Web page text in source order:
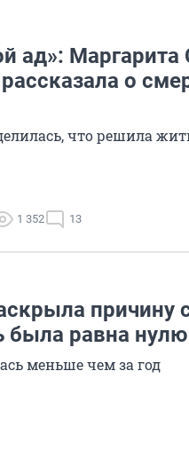
ад»: Маргарита
о
что решила
1 352 13
причину
была равна нулю
меньше чем за год